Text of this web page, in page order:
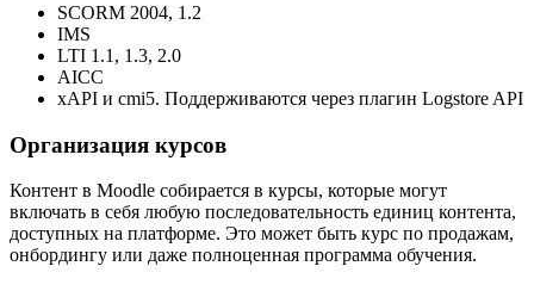
SCORM 2004, 1.2
IMS
LTI 1.1, 1.3, 2.0
AICC
xAPI и cmi5. Поддерживаются через плагин Logstore API
Организация курсов
Контент в Moodle собирается в курсы, которые могут
включать в себя любую последовательность единиц контента,
доступных на платформе. Это может быть курс по продажам,
онбордингу или даже полноценная программа обучения.